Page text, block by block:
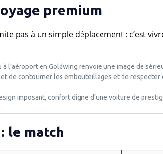
premium
pas à un simple déplacement : c’est
à l’aéroport en Goldwing renvoie une image de
de contourner les embouteillages et de respecter
imposant, confort digne d’une voiture de
le match